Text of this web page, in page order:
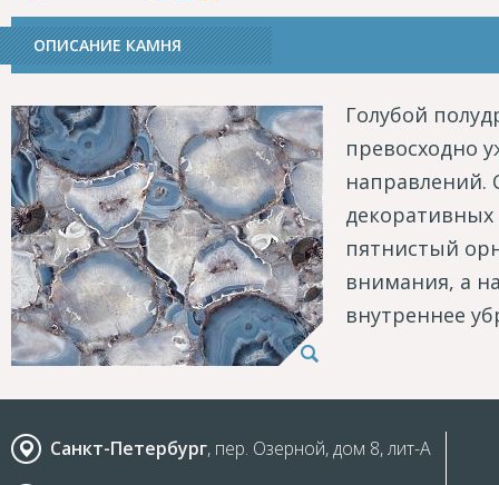
ОПИСАНИЕ КАМНЯ
Голубой
превосходно
направлений.
пятнистый
внимания, а
внутреннее
Санкт-Петербург, пер. Озерной, дом 8, лит-А